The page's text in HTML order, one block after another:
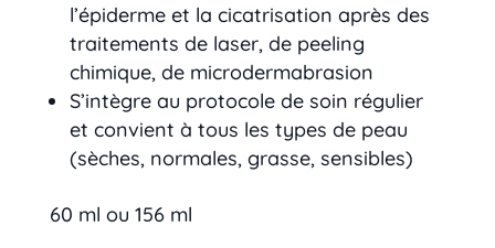
l’épiderme et la cicatrisation après des
traitements de laser, de peeling
chimique, de microdermabrasion
S’intègre au protocole de soin régulier
et convient à tous les types de peau
(sèches, normales, grasse, sensibles)
60 ml ou 156 ml